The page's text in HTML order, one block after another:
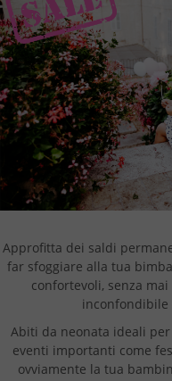
Approfitta dei saldi
far sfoggiare alla tua
confortevoli, senza
Abiti da neonata ideali
eventi importanti come
ovviamente la tua